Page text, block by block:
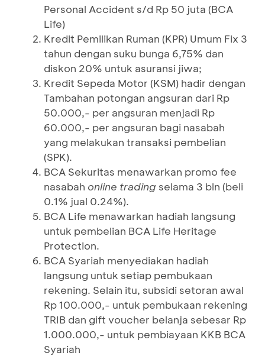
Personal Accident s/d Rp 50 juta (BCA
Life)
Kredit Pemilikan Ruman (KPR) Umum Fix 3
tahun dengan suku bunga 6,75% dan
diskon 20% untuk asuransi jiwa;
Kredit Sepeda Motor (KSM) hadir dengan
Tambahan potongan angsuran dari Rp
50.000,- per angsuran menjadi Rp
60.000,- per angsuran bagi nasabah
yang melakukan transaksi pembelian
(SPK).
BCA Sekuritas menawarkan promo fee
nasabah online trading selama 3 bln (beli
0.1% jual 0.24%).
BCA Life menawarkan hadiah langsung
untuk pembelian BCA Life Heritage
Protection.
BCA Syariah menyediakan hadiah
langsung untuk setiap pembukaan
rekening. Selain itu, subsidi setoran awal
Rp 100.000,- untuk pembukaan rekening
TRIB dan gift voucher belanja sebesar Rp
1.000.000,- untuk pembiayaan KKB BCA
Syariah